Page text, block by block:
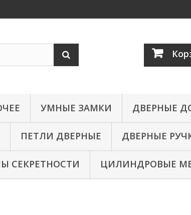
УМНЫЕ ЗАМКИ ДВЕРНЫЕ
ПЕТЛИ ДВЕРНЫЕ ДВЕРНЫЕ
СЕКРЕТНОСТИ ЦИЛИНДРОВЫЕ